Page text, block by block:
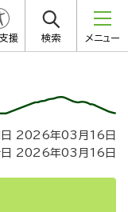
援 検索 メニュー
日 2026年03月16日
日 2026年03月16日